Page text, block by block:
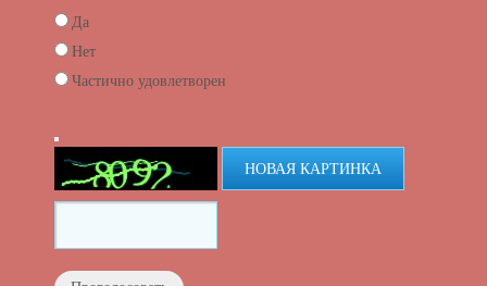
Да
Нет
Частично удовлетворен
НОВАЯ КАРТИНКА